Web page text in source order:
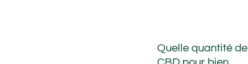
Quelle quantité de